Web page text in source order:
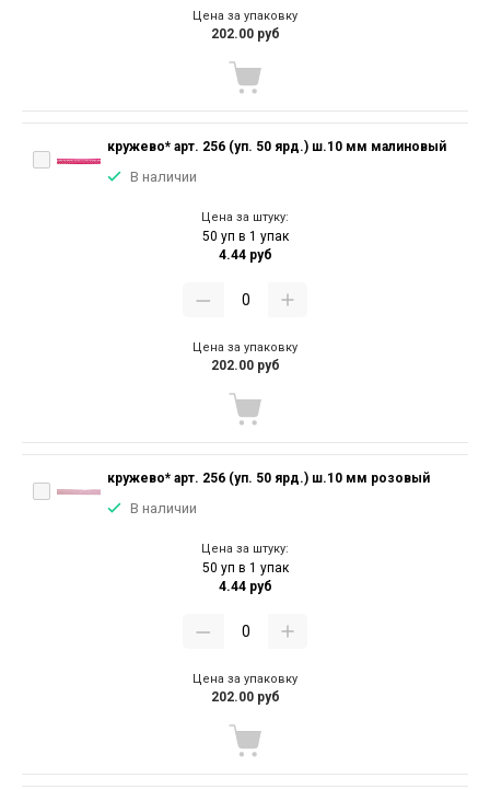
Цена за упаковку
202.00 руб
кружево* арт. 256 (уп. 50 ярд.) ш.10 мм малиновый
В наличии
Цена за штуку:
50 уп в 1 упак
4.44 руб
Цена за упаковку
202.00 руб
кружево* арт. 256 (уп. 50 ярд.) ш.10 мм розовый
В наличии
Цена за штуку:
50 уп в 1 упак
4.44 руб
Цена за упаковку
202.00 руб